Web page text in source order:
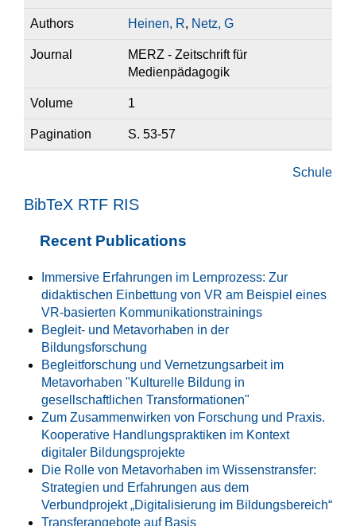
Authors Heinen, R, Netz, G
Journal
MERZ - Zeitschrift für
Medienpädagogik
Volume 1
Pagination S. 53-57
Schule
BibTeX RTF RIS
Recent Publications
Immersive Erfahrungen im Lernprozess: Zur
didaktischen Einbettung von VR am Beispiel eines
VR-basierten Kommunikationstrainings
Begleit- und Metavorhaben in der
Bildungsforschung
Begleitforschung und Vernetzungsarbeit im
Metavorhaben "Kulturelle Bildung in
gesellschaftlichen Transformationen"
Zum Zusammenwirken von Forschung und Praxis.
Kooperative Handlungspraktiken im Kontext
digitaler Bildungsprojekte
Die Rolle von Metavorhaben im Wissenstransfer:
Strategien und Erfahrungen aus dem
Verbundprojekt „Digitalisierung im Bildungsbereich“
Transferangebote auf Basis